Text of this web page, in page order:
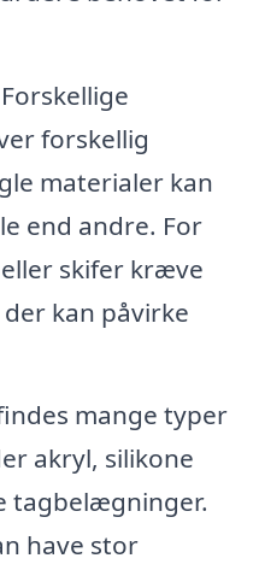
Forskellige
forskellig
materialer kan
end andre. For
skifer kræve
kan påvirke
mange typer
akryl, silikone
tagbelægninger.
have stor